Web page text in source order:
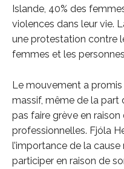
Islande, 40% des
violences dans leur vie.
une protestation contre
femmes et les
Le mouvement a promis
massif, même de la
pas faire grève en
professionnelles. Fjóla
l’importance de la
participer en raison de